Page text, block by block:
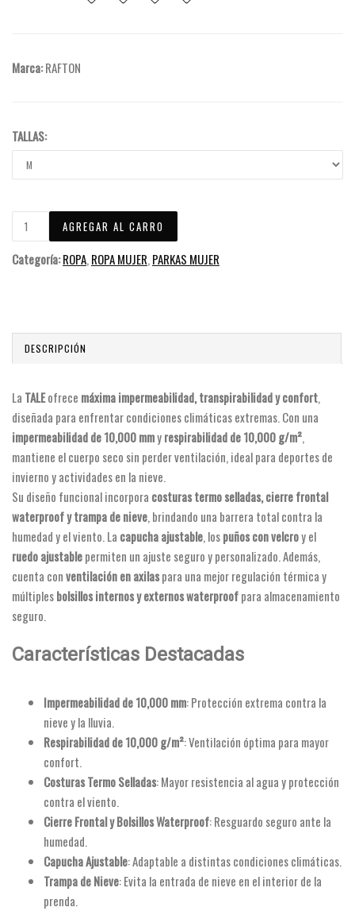
Marca:RAFTON
TALLAS:
Categoría:ROPA, ROPA MUJER, PARKAS MUJER
DESCRIPCIÓN
La TALEofrece máxima impermeabilidad, transpirabilidad y confort,
diseñada para enfrentar condiciones climáticas extremas. Con una
impermeabilidad de 10,000 mmyrespirabilidad de 10,000 g/m²,
mantiene el cuerpo seco sin perder ventilación, ideal para deportes de
invierno y actividades en la nieve.
Su diseño funcional incorpora costuras termo selladas, cierre frontal
waterproof y trampa de nieve, brindando una barrera total contra la
humedad y el viento. La capucha ajustable, lospuños con velcroy el
ruedo ajustablepermiten un ajuste seguro y personalizado. Además,
cuenta conventilación en axilaspara una mejor regulación térmica y
múltiplesbolsillos internos y externos waterproofpara almacenamiento
seguro.
Características Destacadas
Impermeabilidad de 10,000 mm: Protección extrema contra la
nieve y la lluvia.
Respirabilidad de 10,000 g/m²: Ventilación óptima para mayor
confort.
Costuras Termo Selladas: Mayor resistencia al agua y protección
contra el viento.
Cierre Frontal y Bolsillos Waterproof: Resguardo seguro ante la
humedad.
Capucha Ajustable: Adaptable a distintas condiciones climáticas.
Trampa de Nieve: Evita la entrada de nieve en el interior de la
prenda.